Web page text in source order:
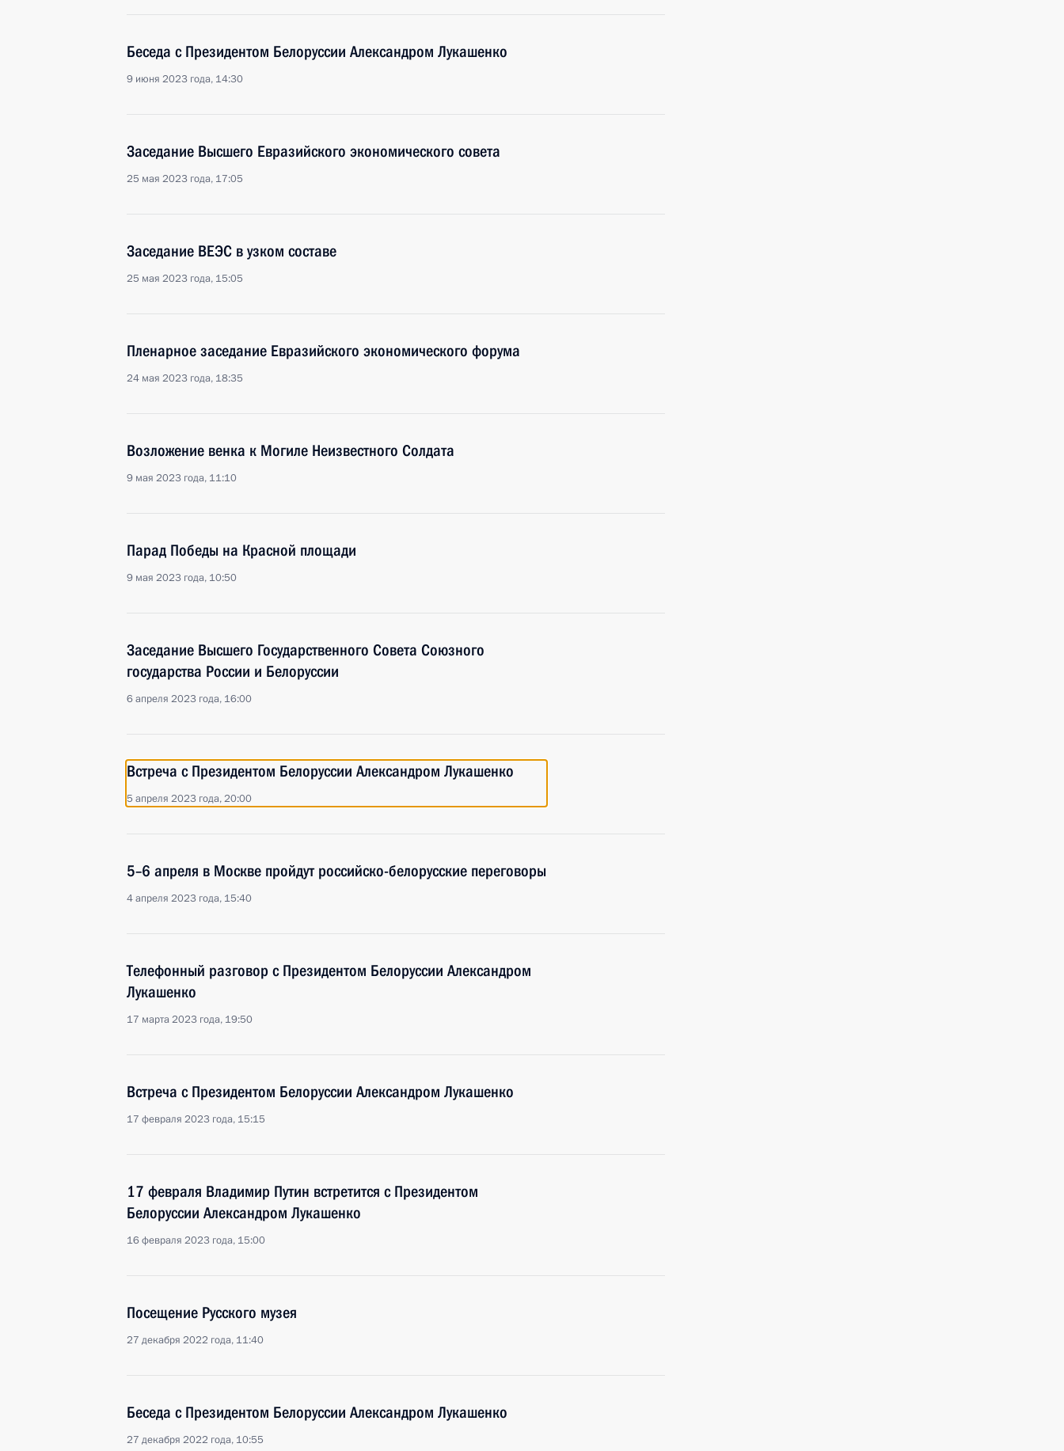
Беседа с Президентом Белоруссии Александром Лукашенко
9 июня 2023 года, 14:30
Заседание Высшего Евразийского экономического совета
25 мая 2023 года, 17:05
Заседание ВЕЭС в узком составе
25 мая 2023 года, 15:05
Пленарное заседание Евразийского экономического форума
24 мая 2023 года, 18:35
Возложение венка к Могиле Неизвестного Солдата
9 мая 2023 года, 11:10
Парад Победы на Красной площади
9 мая 2023 года, 10:50
Заседание Высшего Государственного Совета Союзного
государства России и Белоруссии
6 апреля 2023 года, 16:00
Встреча с Президентом Белоруссии Александром Лукашенко
5 апреля 2023 года, 20:00
5–6 апреля в Москве пройдут российско-белорусские переговоры
4 апреля 2023 года, 15:40
Телефонный разговор с Президентом Белоруссии Александром
Лукашенко
17 марта 2023 года, 19:50
Встреча с Президентом Белоруссии Александром Лукашенко
17 февраля 2023 года, 15:15
17 февраля Владимир Путин встретится с Президентом
Белоруссии Александром Лукашенко
16 февраля 2023 года, 15:00
Посещение Русского музея
27 декабря 2022 года, 11:40
Беседа с Президентом Белоруссии Александром Лукашенко
27 декабря 2022 года, 10:55